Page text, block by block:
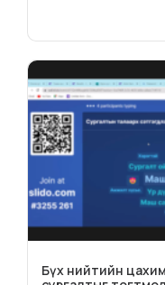
Бүх нийтийн